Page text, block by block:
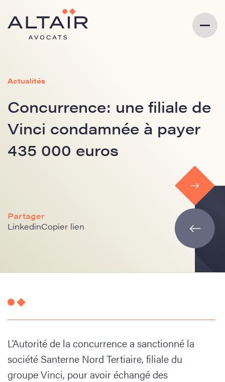
Actualités
Concurrence: une filiale de
Vinci condamnée à payer
435 000 euros
Partager
LinkedinCopier lien
L’Autorité de la concurrence a sanctionné la
société Santerne Nord Tertiaire, filiale du
groupe Vinci, pour avoir échangé des